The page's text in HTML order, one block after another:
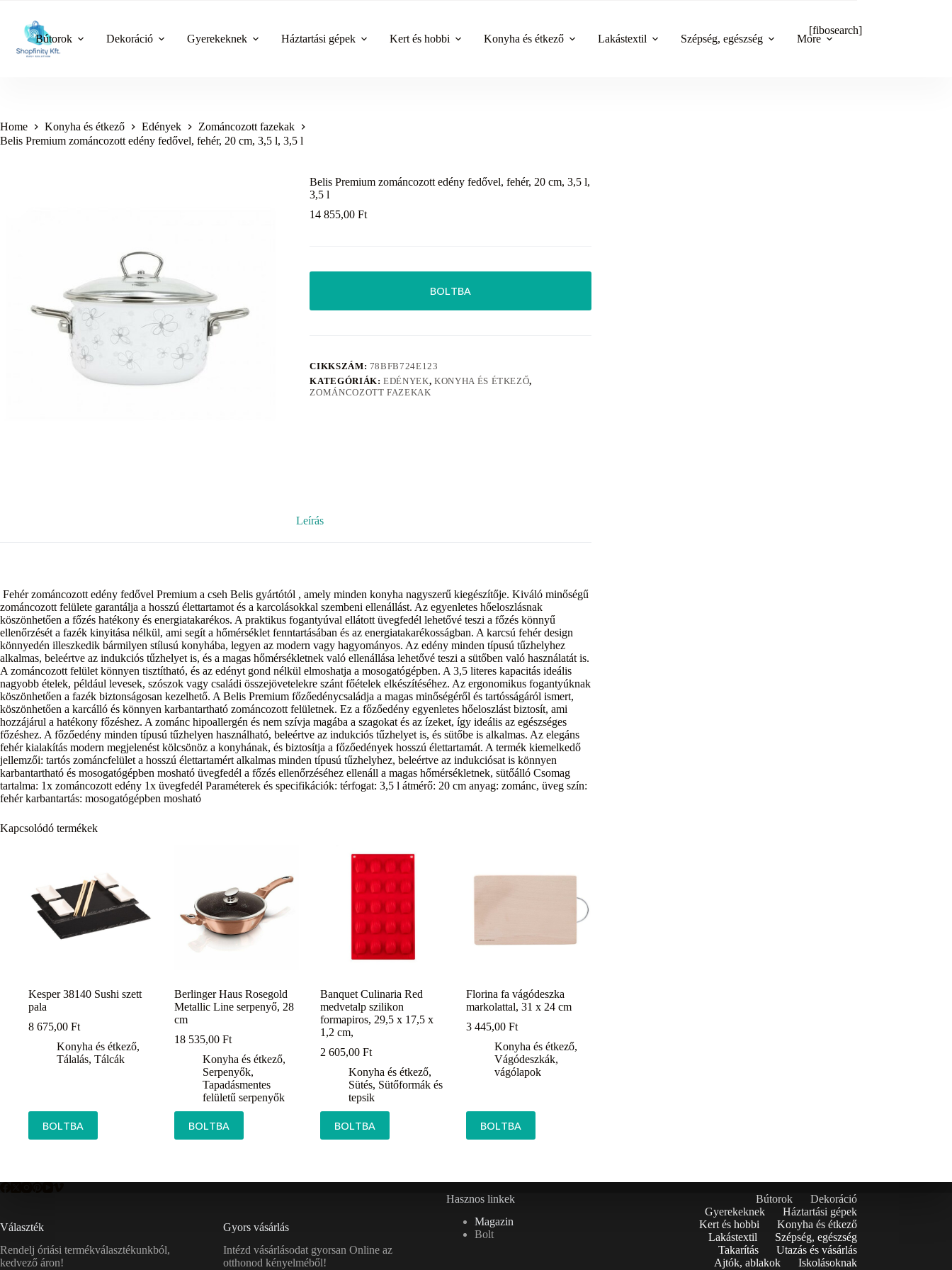
content
Bútorok Dekoráció Gyerekeknek Háztartási gépek Kert és hobbi Konyha és étkező Lakástextil Szépség, egészség More
[fibosearch]
Home Konyha és étkező Edények
Zománcozott fazekak
Belis Premium zománcozott edény fedővel, fehér, 20 cm, 3,5 l, 3,5 l
Belis Premium zománcozott edény fedővel, fehér, 20 cm, 3,5 l,
3,5 l
14 855,00Ft
BOLTBA
CIKKSZÁM: 78BFB724E123
KATEGÓRIÁK:EDÉNYEK, KONYHA ÉS ÉTKEZŐ,
ZOMÁNCOZOTT FAZEKAK
Leírás
Fehér zománcozott edény fedővel Premium a cseh Belis gyártótól , amely minden konyha nagyszerű kiegészítője. Kiváló minőségű
zománcozott felülete garantálja a hosszú élettartamot és a karcolásokkal szembeni ellenállást. Az egyenletes hőeloszlásnak
köszönhetően a főzés hatékony és energiatakarékos. A praktikus fogantyúval ellátott üvegfedél lehetővé teszi a főzés könnyű
ellenőrzését a fazék kinyitása nélkül, ami segít a hőmérséklet fenntartásában és az energiatakarékosságban. A karcsú fehér design
könnyedén illeszkedik bármilyen stílusú konyhába, legyen az modern vagy hagyományos. Az edény minden típusú tűzhelyhez
alkalmas, beleértve az indukciós tűzhelyet is, és a magas hőmérsékletnek való ellenállása lehetővé teszi a sütőben való használatát is.
A zománcozott felület könnyen tisztítható, és az edényt gond nélkül elmoshatja a mosogatógépben. A 3,5 literes kapacitás ideális
nagyobb ételek, például levesek, szószok vagy családi összejövetelekre szánt főételek elkészítéséhez. Az ergonomikus fogantyúknak
köszönhetően a fazék biztonságosan kezelhető. A Belis Premium főzőedénycsaládja a magas minőségéről és tartósságáról ismert,
köszönhetően a karcálló és könnyen karbantartható zománcozott felületnek. Ez a főzőedény egyenletes hőeloszlást biztosít, ami
hozzájárul a hatékony főzéshez. A zománc hipoallergén és nem szívja magába a szagokat és az ízeket, így ideális az egészséges
főzéshez. A főzőedény minden típusú tűzhelyen használható, beleértve az indukciós tűzhelyet is, és sütőbe is alkalmas. Az elegáns
fehér kialakítás modern megjelenést kölcsönöz a konyhának, és biztosítja a főzőedények hosszú élettartamát. A termék kiemelkedő
jellemzői: tartós zománcfelület a hosszú élettartamért alkalmas minden típusú tűzhelyhez, beleértve az indukciósat is könnyen
karbantartható és mosogatógépben mosható üvegfedél a főzés ellenőrzéséhez ellenáll a magas hőmérsékletnek, sütőálló Csomag
tartalma: 1x zománcozott edény 1x üvegfedél Paraméterek és specifikációk: térfogat: 3,5 l átmérő: 20 cm anyag: zománc, üveg szín:
fehér karbantartás: mosogatógépben mosható
Kapcsolódó termékek
Kesper 38140 Sushi szett
pala
8 675,00 Ft
Konyha és étkező,
Tálalás, Tálcák
BOLTBA
Berlinger Haus Rosegold
Metallic Line serpenyő, 28
cm
18 535,00Ft
Konyha és étkező,
Serpenyők,
Tapadásmentes
felületű serpenyők
BOLTBA
Banquet Culinaria Red
medvetalp szilikon
formapiros, 29,5 x 17,5 x
1,2 cm,
2 605,00Ft
Konyha és étkező,
Sütés, Sütőformák és
tepsik
BOLTBA
Florina fa vágódeszka
markolattal, 31 x 24 cm
3 445,00Ft
Konyha és étkező,
Vágódeszkák,
vágólapok
BOLTBA
Választék
Rendelj óriási termékválasztékunkból,
kedvező áron!
Gyors vásárlás
Intézd vásárlásodat gyorsan Online az
otthonod kényelméből!
Hasznos linkek
Magazin
Bolt
Bútorok
Dekoráció
Gyerekeknek
Háztartási gépek
Kert és hobbi
Konyha és étkező
Lakástextil
Szépség, egészség
Takarítás
Utazás és vásárlás
Ajtók, ablakok
Iskolásoknak